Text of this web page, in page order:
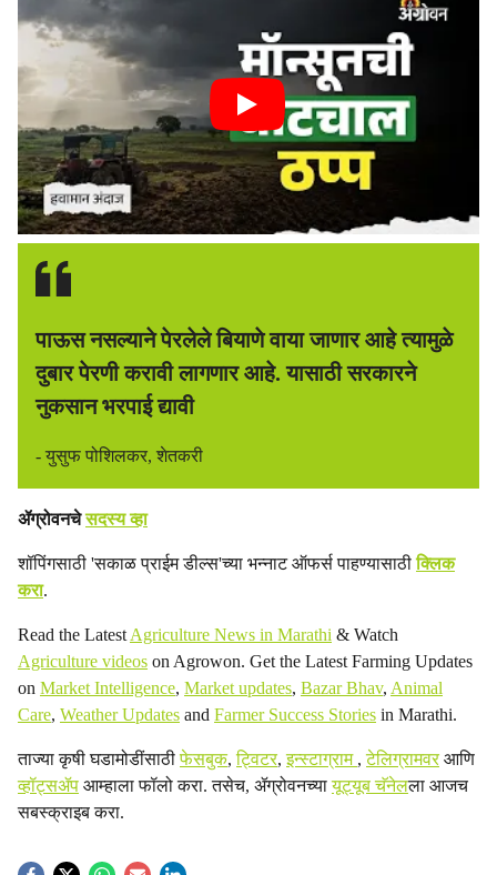
पाऊस नसल्याने पेरलेले बियाणे वाया जाणार आहे त्यामुळे
दुबार पेरणी करावी लागणार आहे. यासाठी सरकारने
नुकसान भरपाई द्यावी
- युसुफ पोशिलकर, शेतकरी
ॲग्रोवनचेसदस्य व्हा
शॉपिंगसाठी 'सकाळ प्राईम डील्स'च्या भन्नाट ऑफर्स पाहण्यासाठीक्लिक
करा.
Read the Latest Agriculture News in Marathi & Watch
Agriculture videos on Agrowon. Get the Latest Farming Updates
on Market Intelligence, Market updates, Bazar Bhav, Animal
Care, Weather Updates and Farmer Success Stories in Marathi.
ताज्या कृषी घडामोडींसाठीफेसबुक,ट्विटर,इन्स्टाग्राम ,टेलिग्रामवरआणि
व्हॉट्सॲप आम्हाला फॉलो करा. तसेच, ॲग्रोवनच्यायूट्यूब चॅनेलला आजच
सबस्क्राइब करा.